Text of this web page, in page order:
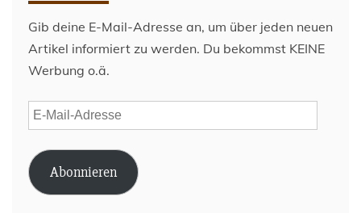
Gib deine E-Mail-Adresse an, um über jeden neuen
Artikel informiert zu werden. Du bekommst KEINE
Werbung o.ä.
E-
Mail-
Adresse
Abonnieren